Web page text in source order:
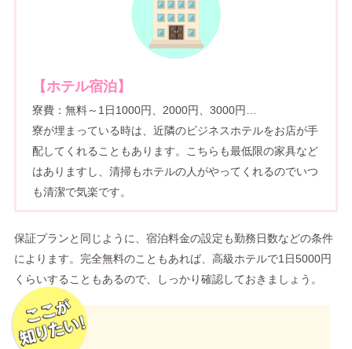
【ホテル宿泊】
寮費：無料～1日1000円、2000円、3000円…
寮が埋まっている時は、近隣のビジネスホテルをお店が手
配してくれることもあります。こちらも最低限の家具など
はありますし、清掃もホテルの人がやってくれるのでいつ
も清潔で気楽です。
保証プランと同じように、宿泊料金の設定も勤務日数などの条件
によります。完全無料のこともあれば、高級ホテルで1日5000円
くらいすることもあるので、しっかり確認しておきましょう。